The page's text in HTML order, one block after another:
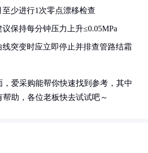
至少进行1次零点漂移检查
议保持每分钟压力上升≤0.05MPa
线突变时应立即停止并排查管路结霜
爱采购能帮你快速找到参考，其中
助，各位老板快去试试吧～